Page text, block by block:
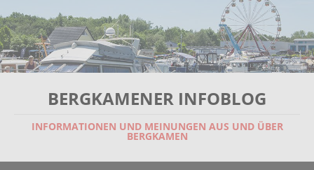
BERGKAMENER INFOBLOG
INFORMATIONEN UND MEINUNGEN AUS UND ÜBER
BERGKAMEN